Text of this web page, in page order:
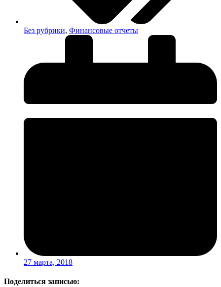
Без рубрики, Финансовые отчеты
27 марта, 2018
Поделиться записью: